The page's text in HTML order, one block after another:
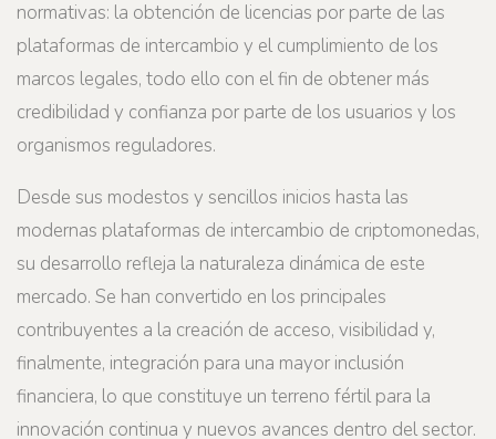
normativas: la obtención de licencias por parte de las
plataformas de intercambio y el cumplimiento de los
marcos legales, todo ello con el fin de obtener más
credibilidad y confianza por parte de los usuarios y los
organismos reguladores.
Desde sus modestos y sencillos inicios hasta las
modernas plataformas de intercambio de criptomonedas,
su desarrollo refleja la naturaleza dinámica de este
mercado. Se han convertido en los principales
contribuyentes a la creación de acceso, visibilidad y,
finalmente, integración para una mayor inclusión
financiera, lo que constituye un terreno fértil para la
innovación continua y nuevos avances dentro del sector.